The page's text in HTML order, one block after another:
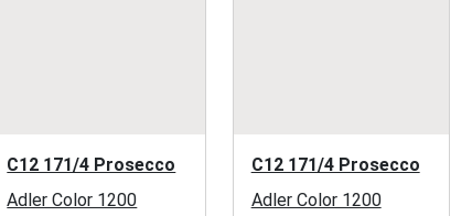
C12 171/4 Prosecco
Adler Color 1200
C12 171/4 Prosecco
Adler Color 1200